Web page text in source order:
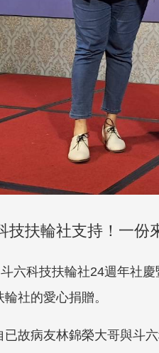
技扶輪社支持！一份
六科技扶輪社24週年社
社的愛心捐贈。
已故病友林錦榮大哥與斗